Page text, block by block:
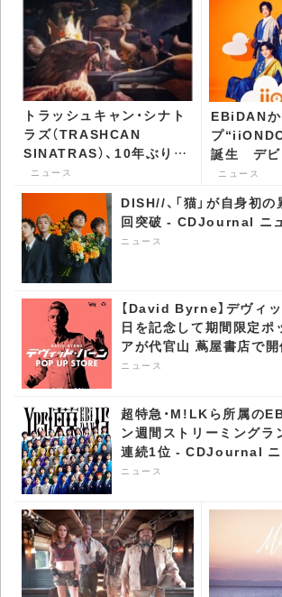
トラッシュキャン・シナト
ラズ（TRASHCAN
SINATRAS）、10年ぶりと
なる新作アルバム『エヴァ
ー・ジ・オプティミスト』リ
リース - CDJournal ニュ
ース
ニュース
EBiDAN
プ
誕生 デビ
ONDO」
ニュース
DISH//、「猫」が自身初
回突破 - CDJournal ニ
ニュース
【David Byrne】デヴィッ
日を記念して期間限定ポ
アが代官山 蔦屋書店で
CDJournal ニュース
ニュース
超特急・M!LKら所属の
ン週間ストリーミングラ
連続1位 - CDJournal ニ
ニュース